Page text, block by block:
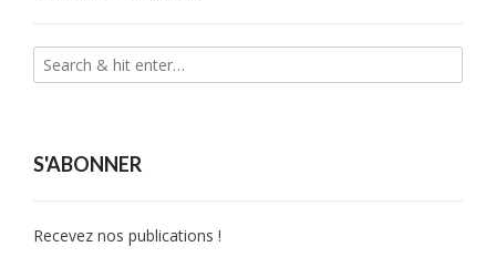
S'ABONNER
Recevez nos publications !